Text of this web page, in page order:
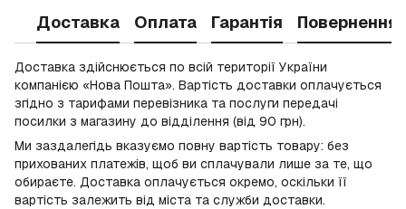
Доставка Оплата Гарантія Повернення
Доставка здійснюється по всій території України
компанією «Нова Пошта». Вартість доставки оплачується
згідно з тарифами перевізника та послуги передачі
посилки з магазину до відділення (від 90 грн).
Ми заздалегідь вказуємо повну вартість товару: без
прихованих платежів, щоб ви сплачували лише за те, що
обираєте. Доставка оплачується окремо, оскільки її
вартість залежить від міста та служби доставки.